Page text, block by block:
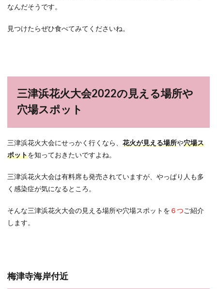
なんだそうです。
見つけたらぜひ食べてみてくださいね。
三津浜花火大会2022の見える場所や
穴場スポット
三津浜花火大会にせっかく行くなら、 花火が見える場所や穴場ス
ポットを知っておきたいですよね。
三津浜花火大会は有料席も発売されていますが、やっぱり人も多
く感染症が気になるところ。
そんな三津浜花火大会の見える場所や穴場スポットを ６つご紹介
します。
梅津寺海岸付近